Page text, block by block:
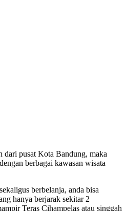
dari pusat Kota Bandung, maka
berbagai kawasan wisata
berbelanja, anda bisa
hanya berjarak sekitar 2
Teras Cihampelas atau singgah